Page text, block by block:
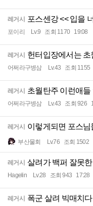
레거시 포스센강 << 입을
포이리 Lv.9 조회 1170 19:08
레거시 헌터입장에서는
어쩌라구병삼 Lv.43 조회 1155
레거시 초월탄주 이런애
어쩌라구병삼 Lv.43 조회 926
레거시 이렇게되면 포스
부산물회 Lv.76 조회 1502
레거시 살려가 백퍼 잘못한
Hagelin Lv.28 조회 943 17:28
레거시 폭군 살려 빅매치다